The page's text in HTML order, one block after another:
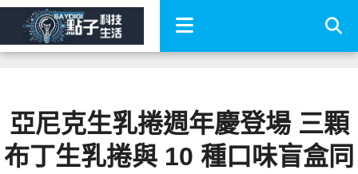
亞尼克生乳捲週年慶登場 三顆
布丁生乳捲與 10 種口味盲盒同